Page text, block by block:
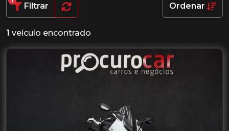
Filtrar Ordenar
1 veículo encontrado